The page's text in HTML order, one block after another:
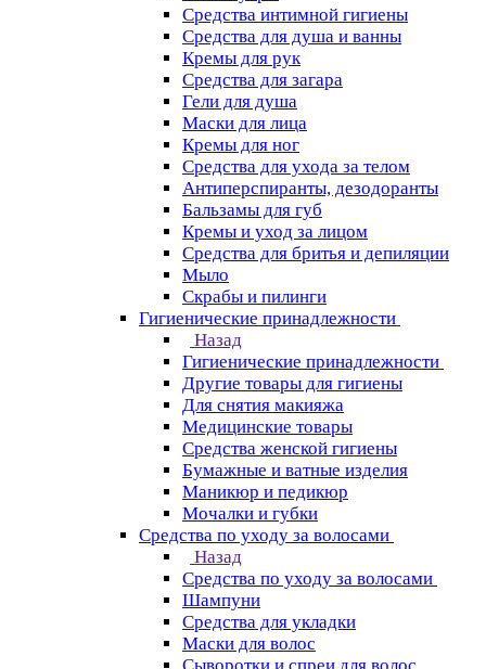
Средства интимной гигиены
Средства для душа и ванны
Кремы для рук
Средства для загара
Гели для душа
Маски для лица
Кремы для ног
Средства для ухода за телом
Антиперспиранты, дезодоранты
Бальзамы для губ
Кремы и уход за лицом
Средства для бритья и депиляции
Мыло
Скрабы и пилинги
Гигиенические принадлежности
Назад
Гигиенические принадлежности
Другие товары для гигиены
Для снятия макияжа
Медицинские товары
Средства женской гигиены
Бумажные и ватные изделия
Маникюр и педикюр
Мочалки и губки
Средства по уходу за волосами
Назад
Средства по уходу за волосами
Шампуни
Средства для укладки
Маски для волос